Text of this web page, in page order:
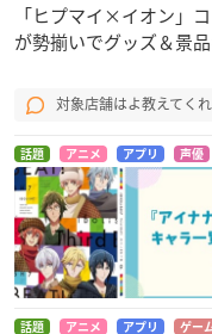
「ヒプマイ×イオン」
が勢揃いでグッズ＆景
対象店舗はよ教えてく
話題 アニメ アプリ 声優
話題 アニメ アプリ ゲー